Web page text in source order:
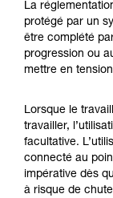
avec
la
de la
Nous
liées à
que
La
protégé par un
être complété
progression ou
mettre en
Lorsque le
travailler,
facultative.
connecté au
impérative dès
à risque de